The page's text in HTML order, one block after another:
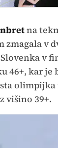
na
zmagala v
v
46+, kar je
olimpijka
višino 39+.